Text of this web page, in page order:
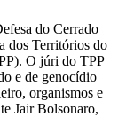
do Cerrado
dos Territórios do
O júri do TPP
e de genocídio
organismos e
Jair Bolsonaro,